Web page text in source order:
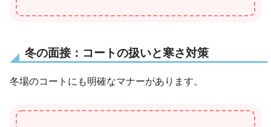
冬の面接：コートの扱いと寒さ対策
冬場のコートにも明確なマナーがあります。